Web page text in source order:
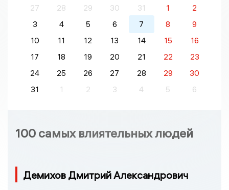
27
28 29 30 31 1
2
3
4 5 6 7 8
9
10
11 12 13 14 15
16
17
18 19 20 21 22
23
24
25 26 27 28 29
30
31
1 2 3 4 5 6
100 самых влиятельных людей
Демихов Дмитрий Александрович